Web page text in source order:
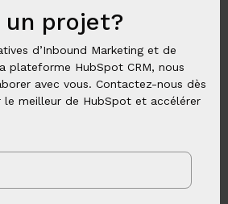
un projet?
d’Inbound Marketing et de
plateforme HubSpot CRM, nous
avec vous. Contactez-nous dès
le meilleur de HubSpot et accélérer